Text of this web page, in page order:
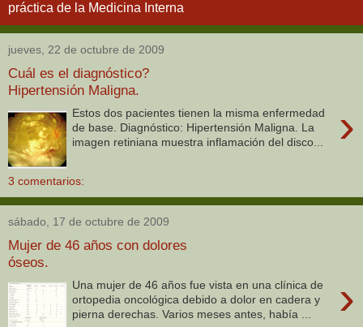
práctica de la Medicina Interna
jueves, 22 de octubre de 2009
Cuál es el diagnóstico?
Hipertensión Maligna.
›
Estos dos pacientes tienen la misma enfermedad
de base. Diagnóstico: Hipertensión Maligna. La
imagen retiniana muestra inflamación del disco...
3 comentarios:
sábado, 17 de octubre de 2009
Mujer de 46 años con dolores
óseos.
›
Una mujer de 46 años fue vista en una clínica de
ortopedia oncológica debido a dolor en cadera y
pierna derechas. Varios meses antes, había ...